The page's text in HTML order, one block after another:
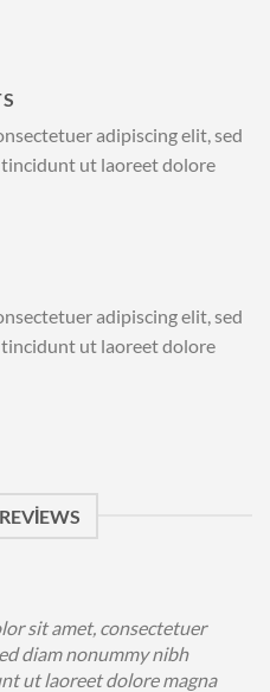
adipiscing elit, sed
ut laoreet dolore
adipiscing elit, sed
ut laoreet dolore
sit amet, consectetuer
diam nonummy nibh
ut laoreet dolore magna